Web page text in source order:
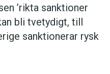
’rikta sanktioner
bli tvetydigt, till
sanktionerar rysk